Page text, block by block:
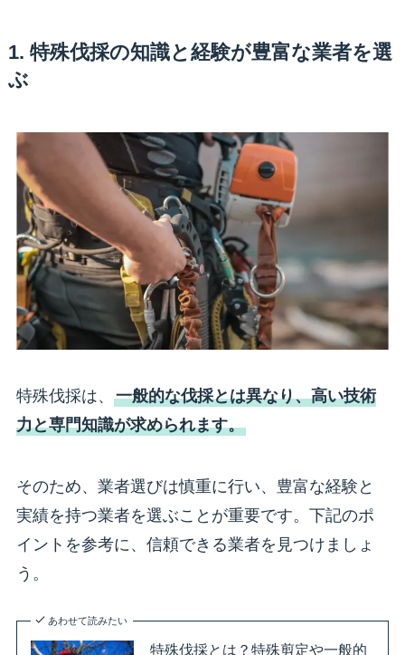
1. 特殊伐採の知識と経験が豊富な業者を選
ぶ
特殊伐採は、 一般的な伐採とは異なり、高い技術
力と専門知識が求められます。
そのため、業者選びは慎重に行い、豊富な経験と
実績を持つ業者を選ぶことが重要です。下記のポ
イントを参考に、信頼できる業者を見つけましょ
う。
あわせて読みたい
特殊伐採とは？特殊剪定や一般的